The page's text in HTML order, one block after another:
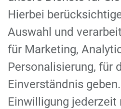
37.490,– €
incl. 19% MwSt.
Energieverbrauch (gewichtet,
1,00 l/100km + 16,50 kWh/
Kraftstoffverbrauch bei
kombiniert:5,40 l/100km
Stromverbrauch bei rein
kombiniert: 18,60 kWh/100km
Elektrische Reichweite (EAER):
CO -Klasse bei entladener
CO2-Emissionen (gewichtet,
Hierbei
Auswahl und
für Marketing,
Personalisierung, für
Einverständnis
Einwilligung jederzeit